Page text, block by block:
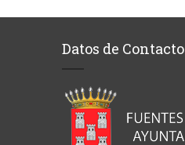
Datos de Contacto